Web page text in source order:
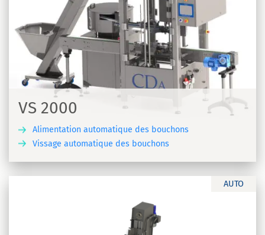
VS 2000
Alimentation automatique des bouchons
Vissage automatique des bouchons
AUTO